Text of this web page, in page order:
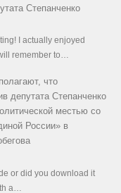
Степанченко
I actually enjoyed
remember to…
что
депутата Степанченко
местью со
России» в
or did you download it
a…